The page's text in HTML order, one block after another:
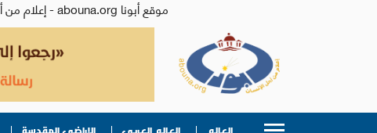
موقع أبونا abouna.org - إعلام من أجل الإنسان | يصدر عن المركز الكاثوليكي للدراسات والإعلام في الأردن - رئيس التحرير: الأب د.رفعت بدر